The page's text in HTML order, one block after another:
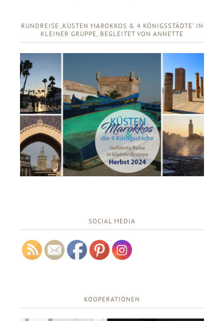
RUNDREISE ‚KÜSTEN MAROKKOS & 4 KÖNIGSSTÄDTE‘ IN
KLEINER GRUPPE, BEGLEITET VON ANNETTE
SOCIAL MEDIA
KOOPERATIONEN